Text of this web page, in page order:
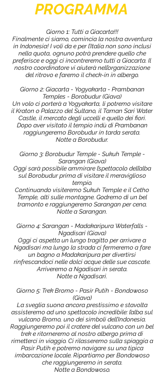
PROGRAMMA
Giorno 1: Tutti a Giacarta!!!
Finalmente ci siamo, comincia la nostra avventura
in Indonesia! I voli da e per l’Italia non sono inclusi
nella quota, ognuno potrà prendere quello che
preferisce e oggi ci incontreremo tutti a Giacarta. Il
nostro coordinatore vi aiuterà nell’organizzazione
del ritrovo e faremo il check-in in albergo.
Giorno 2: Giacarta - Yogyakarta - Prambanan
Temples - Borobudur (Giava)
Un volo ci porterà a Yogyakarta, li potremo visitare
il Kraton o Palazzo del Sultano, il Taman Sari Water
Castle, il mercato degli uccelli e quello dei fiori.
Dopo aver visitato il tempio indù di Prambanan
raggiungeremo Borobudur in tarda serata.
Notte a Borobudur.
Giorno 3: Borobudur Temple - Sukuh Temple -
Sarangan (Giava)
Oggi sarà possibile ammirare l’spettacolo dell’alba
sul Borobudur prima di visitare il meraviglioso
tempio.
Continuando visiteremo Sukuh Temple e il Cetho
Temple, alti sulle montagne. Godremo di un bel
tramonto e raggiungeremo Sarangan per cena.
Notte a Sarangan.
Giorno 4: Sarangan - Madakaripura Waterfalls -
Ngadisari (Giava)
Oggi ci aspetta un lungo tragitto per arrivare a
Ngadisari ma lungo la strada ci fermeremo a fare
un bagno a Madakaripura per divertirsi
rinfrescandoci nelle dolci acque delle sue cascate.
Arriveremo a Ngadisari in serata.
Notte a Ngadisari.
Giorno 5: Trek Bromo - Pasir Putih - Bondowoso
(Giava)
La sveglia suona ancora prestissimo e stavolta
assisteremo ad uno spettacolo incredibile: l’alba sul
vulcano Bromo, uno dei simboli dell’Indonesia.
Raggiungeremo poi il cratere del vulcano con un bel
trek e ritorneremo al nostro albergo prima di
rimetterci in viaggio. Ci rilasseremo sulla spiaggia a
Pasir Putih e potremo navigare su una tipica
imbarcazione locale. Ripartiamo per Bondowoso
che raggiungeremo in serata.
Notte a Bondowoso.